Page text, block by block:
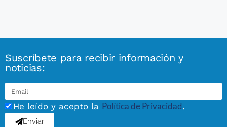
Suscríbete para recibir información y
noticias:
He leído y acepto la Política de Privacidad.
Enviar